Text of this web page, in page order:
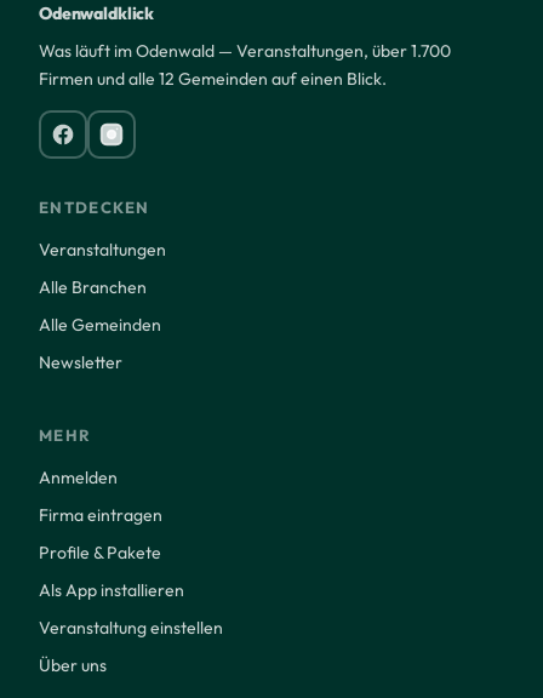
Odenwaldklick
Was läuft im Odenwald — Veranstaltungen, über 1.700
Firmen und alle 12 Gemeinden auf einen Blick.
ENTDECKEN
Veranstaltungen
Alle Branchen
Alle Gemeinden
Newsletter
MEHR
Anmelden
Firma eintragen
Profile & Pakete
Als App installieren
Veranstaltung einstellen
Über uns